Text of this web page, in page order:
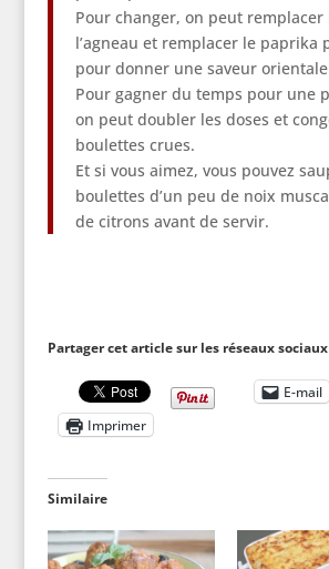
Pour changer, on peut remplacer
l’agneau et remplacer le paprika
pour donner une saveur
Pour gagner du temps pour une
on peut doubler les doses et
boulettes crues.
Et si vous aimez, vous pouvez
boulettes d’un peu de noix
de citrons avant de servir.
Partager cet article sur les réseaux sociaux
E-mail
Imprimer
Similaire